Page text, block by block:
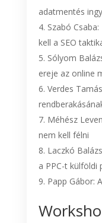
adatmentés
Szabó
kell a SEO
Sólyom
ereje az online
Verdes
Méhész
nem kell félni
Laczkó
a PPC-t külföldi
Papp Gábor: